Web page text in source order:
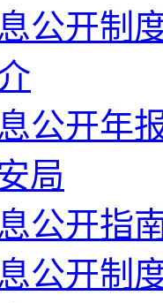
公开制
公开年
局
公开指
公开制